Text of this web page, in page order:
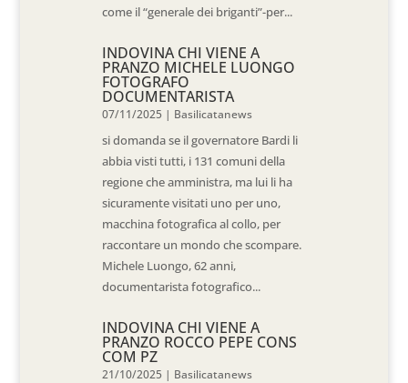
come il “generale dei briganti”-per...
INDOVINA CHI VIENE A
PRANZO MICHELE LUONGO
FOTOGRAFO
DOCUMENTARISTA
07/11/2025 | Basilicatanews
si domanda se il governatore Bardi li
abbia visti tutti, i 131 comuni della
regione che amministra, ma lui li ha
sicuramente visitati uno per uno,
macchina fotografica al collo, per
raccontare un mondo che scompare.
Michele Luongo, 62 anni,
documentarista fotografico...
INDOVINA CHI VIENE A
PRANZO ROCCO PEPE CONS
COM PZ
21/10/2025 | Basilicatanews